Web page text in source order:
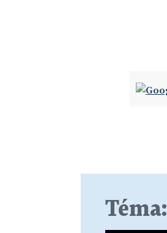
Téma: